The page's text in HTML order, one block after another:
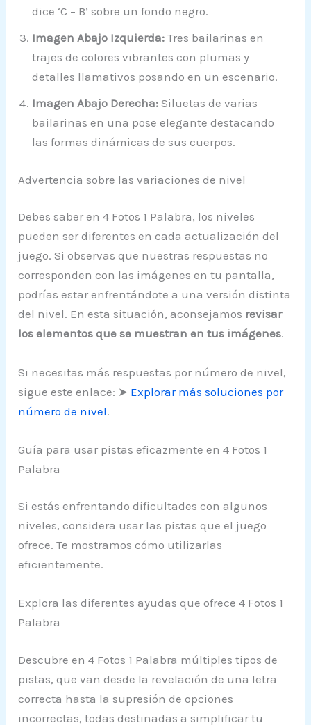
dice ‘C – B’ sobre un fondo negro.
Imagen Abajo Izquierda: Tres bailarinas en
trajes de colores vibrantes con plumas y
detalles llamativos posando en un escenario.
Imagen Abajo Derecha: Siluetas de varias
bailarinas en una pose elegante destacando
las formas dinámicas de sus cuerpos.
Advertencia sobre las variaciones de nivel
Debes saber en 4 Fotos 1 Palabra, los niveles
pueden ser diferentes en cada actualización del
juego. Si observas que nuestras respuestas no
corresponden con las imágenes en tu pantalla,
podrías estar enfrentándote a una versión distinta
del nivel. En esta situación, aconsejamos revisar
los elementos que se muestran en tus imágenes.
Si necesitas más respuestas por número de nivel,
sigue este enlace: ➤ Explorar más soluciones por
número de nivel.
Guía para usar pistas eficazmente en 4 Fotos 1
Palabra
Si estás enfrentando dificultades con algunos
niveles, considera usar las pistas que el juego
ofrece. Te mostramos cómo utilizarlas
eficientemente.
Explora las diferentes ayudas que ofrece 4 Fotos 1
Palabra
Descubre en 4 Fotos 1 Palabra múltiples tipos de
pistas, que van desde la revelación de una letra
correcta hasta la supresión de opciones
incorrectas, todas destinadas a simplificar tu